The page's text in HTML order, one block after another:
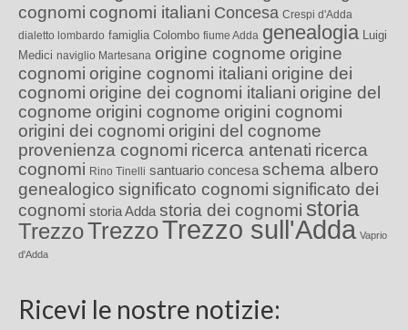
cognomi cognomi italiani Concesa Crespi d'Adda
dialetto lombardo famiglia Colombo fiume Adda genealogia
Luigi
Medici naviglio Martesana origine cognome origine
cognomi origine cognomi italiani origine dei
cognomi origine dei cognomi italiani origine del
cognome origini cognome origini cognomi
origini dei cognomi origini del cognome
provenienza cognomi ricerca antenati ricerca
cognomi Rino Tinelli santuario concesa schema albero
genealogico significato cognomi significato dei
cognomi storia Adda storia dei cognomi storia
TrezzoTrezzoTrezzo sull'Adda Vaprio
d'Adda
Ricevi le nostre notizie: